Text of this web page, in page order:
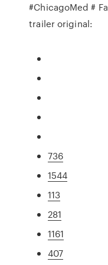
#ChicagoMed #
trailer original:
736
1544
113
281
1161
407